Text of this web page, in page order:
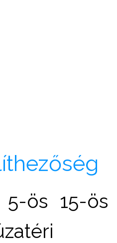
5-ös 15-